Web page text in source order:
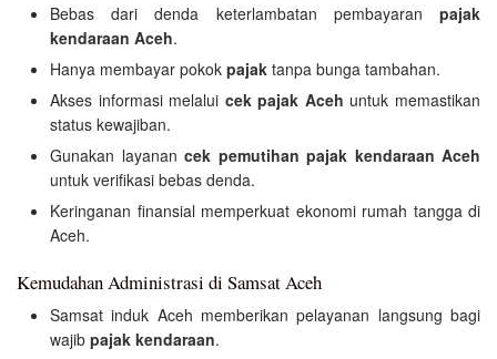
Bebas dari denda keterlambatan pembayaran pajak
kendaraan Aceh.
Hanya membayar pokok pajak tanpa bunga tambahan.
Akses informasi melalui cek pajak Aceh untuk memastikan
status kewajiban.
Gunakan layanan cek pemutihan pajak kendaraan Aceh
untuk verifikasi bebas denda.
Keringanan finansial memperkuat ekonomi rumah tangga di
Aceh.
Kemudahan Administrasi di Samsat Aceh
Samsat induk Aceh memberikan pelayanan langsung bagi
wajib pajak kendaraan.